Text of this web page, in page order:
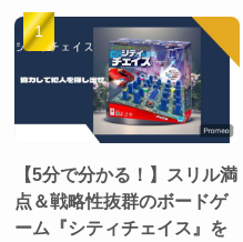
【5分で分かる！】スリル満
点＆戦略性抜群のボードゲ
ーム『シティチェイス』を